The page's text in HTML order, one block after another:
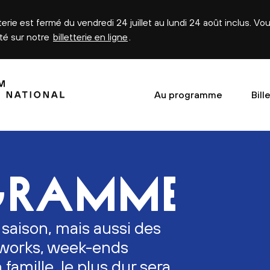
est fermé du vendredi 24 juillet au lundi 24 août inclus.
sur notre billetterie en ligne
Au programme
mais aussi des
week-ends